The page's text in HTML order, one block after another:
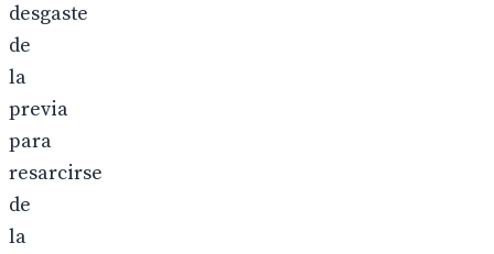
desgaste
de
la
previa
para
resarcirse
de
la